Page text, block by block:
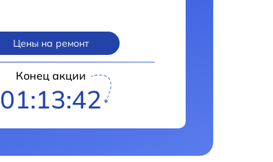
Цены на ремонт
Конец акции
01:13:41